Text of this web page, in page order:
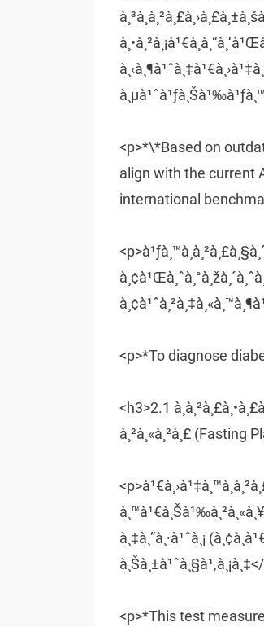
<p>*\*Based on
align with the current
international
<p>*To diagnose
<h3>2.1
à¸²à¸«à¸²à¸£
à¸‡à¸”à¸·à¹ˆà¸¡
<p>*This test